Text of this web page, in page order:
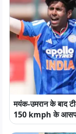
मयंक-उमरान के बाद
150 kmph के